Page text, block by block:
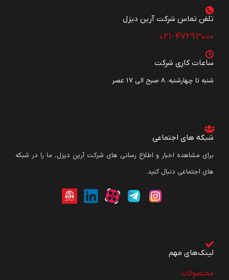
تلفن تماس شرکت آرین دیزل​
021-47293000
ساعات کاری شرکت
شنبه تا چهارشنبه: ۸ صبح الی 17 عصر
شبکه های اجتماعی
برای مشاهده اخبار و اطلاع رسانی های شرکت آرین دیزل، ما را در شبکه
های اجتماعی دنبال کنید.
لینک‌های مهم
محصولات